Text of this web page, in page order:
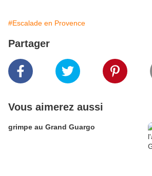
#Escalade en Provence
Partager
Vous aimerez aussi
grimpe au Grand Guargo